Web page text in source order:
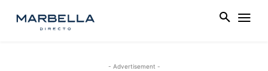
- Advertisement -